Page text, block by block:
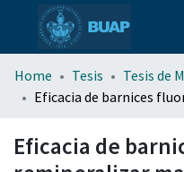
menu.section.about_menu
Home Tesis
Tesis de
Eficacia de